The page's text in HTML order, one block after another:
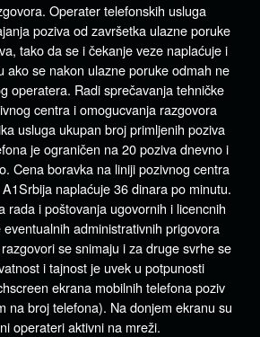
Operater telefonskih usluga
poziva od završetka ulazne poruke
tako da se i čekanje veze naplaćuje i
ako se nakon ulazne poruke odmah ne
operatera. Radi sprečavanja tehničke
centra i omogucvanja razgovora
usluga ukupan broj primljenih poziva
je ograničen na 20 poziva dnevno i
Cena boravka na liniji pozivnog centra
naplaćuje 36 dinara po minutu.
rada i poštovanja ugovornih i licencnih
administrativnih prigovora
se snimaju i za druge svrhe se
i tajnost je uvek u potpunosti
ekrana mobilnih telefona poziv
na broj telefona). Na donjem ekranu su
operateri aktivni na mreži.